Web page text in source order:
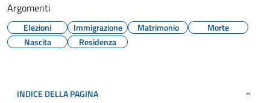
Argomenti
Elezioni Immigrazione Matrimonio
Morte
Nascita
Residenza
INDICE DELLA PAGINA